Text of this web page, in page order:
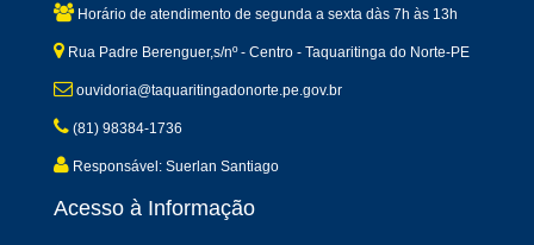
Horário de atendimento de segunda a sexta dàs 7h às 13h
Rua Padre Berenguer,s/nº - Centro - Taquaritinga do Norte-PE
ouvidoria@taquaritingadonorte.pe.gov.br
(81) 98384-1736
Responsável: Suerlan Santiago
Acesso à Informação